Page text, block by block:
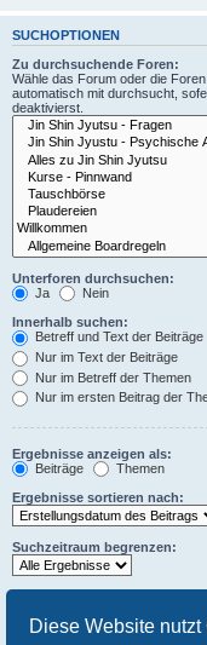
Diese Website
SUCHOPTIONEN
Zu durchsuchende Foren:
Wähle das Forum oder die
automatisch mit durchsucht,
deaktivierst.
Unterforen durchsuchen:
Ja
Nein
Innerhalb suchen:
Betreff und Text der Beiträge
Nur im Text der Beiträge
Nur im Betreff der Themen
Nur im ersten Beitrag der
Ergebnisse anzeigen als:
Beiträge
Themen
Ergebnisse sortieren nach:
Suchzeitraum begrenzen:
Zeichen der Beiträge